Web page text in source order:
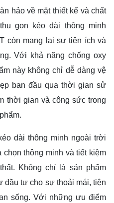
hảo về mặt thiết kế và chất
gọn kéo dài thông minh
còn mang lại sự tiện ích và
Với khả năng chống oxy
này không chỉ dễ dàng vệ
ban đầu qua thời gian sử
thời gian và công sức trong
dài thông minh ngoài trời
thông minh và tiết kiệm
Không chỉ là sản phẩm
đầu tư cho sự thoải mái, tiện
sống. Với những ưu điểm